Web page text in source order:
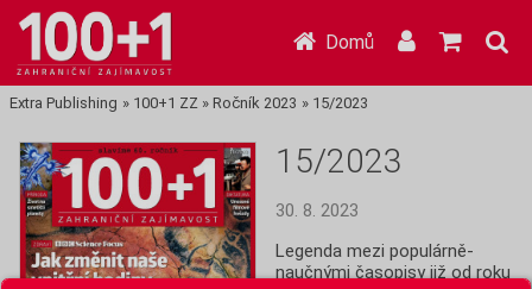
Domů
Extra Publishing » 100+1 ZZ » Ročník 2023 » 15/2023
15/2023
30. 8. 2023
Legenda mezi populárně-
naučnými časopisy již od roku